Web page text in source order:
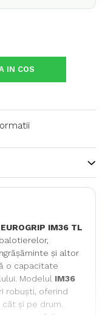
IN COS
IM36 TL
și altor
o capacitate
Modelul IM36
robuști, oferind
și pe drum.